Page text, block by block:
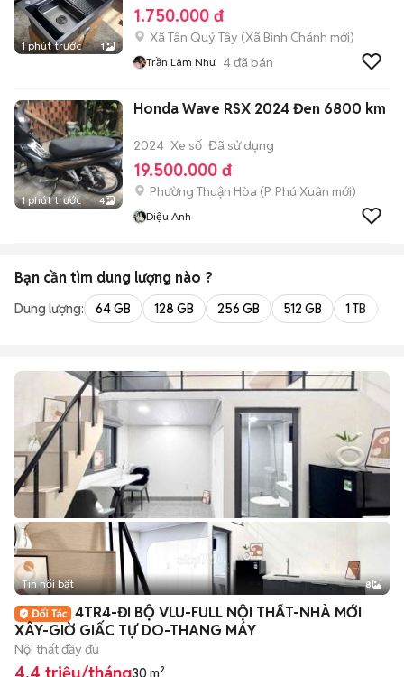
1 phút trước 1
1.750.000 đ
Xã Tân Quý Tây (Xã Bình Chánh mới)
Trần Lâm Như 4đã bán
1 phút trước 4
Honda Wave RSX 2024 Đen 6800 km
2024 Xe số Đã sử dụng
19.500.000 đ
Phường Thuận Hòa (P. Phú Xuân mới)
Diệu Anh
Bạn cần tìm dung lượng nào ?
Dung lượng: 64 GB 128 GB 256 GB 512 GB 1 TB
+2
Tin nổi bật 8
4TR4-ĐI BỘ VLU-FULL NỘI THẤT-NHÀ MỚI
XÂY-GIỜ GIẤC TỰ DO-THANG MÁY
Nội thất đầy đủ
30 m²